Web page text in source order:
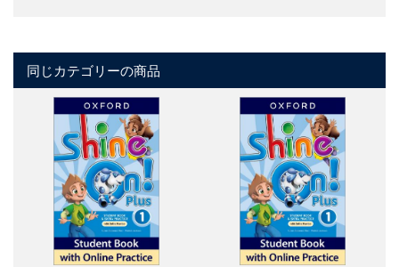
同じカテゴリーの商品